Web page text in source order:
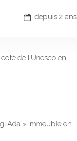
depuis 2 ans
de l’Unesco en
Ada » immeuble en